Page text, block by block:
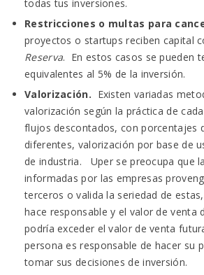
todas tus inversiones.
Restricciones o multas para
proyectos o startups reciben capital
Reserva. En estos casos se pueden
equivalentes al 5% de la inversión.
Valorización. Existen variadas
valorización según la práctica de
flujos descontados, con porcentajes
diferentes, valorización por base de
de industria. Uper se preocupa que
informadas por las empresas
terceros o valida la seriedad de
hace responsable y el valor de venta
podría exceder el valor de venta
persona es responsable de hacer su
tomar sus decisiones de inversión.